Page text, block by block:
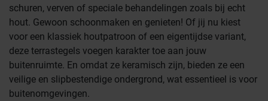
schuren, verven of speciale behandelingen zoals bij echt
hout. Gewoon schoonmaken en genieten! Of jij nu kiest
voor een klassiek houtpatroon of een eigentijdse variant,
deze terrastegels voegen karakter toe aan jouw
buitenruimte. En omdat ze keramisch zijn, bieden ze een
veilige en slipbestendige ondergrond, wat essentieel is voor
buitenomgevingen.